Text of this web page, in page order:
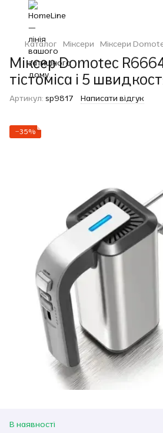
Каталог Міксери Міксери
Міксер Domotec
тістоміса і 5
Артикул: sp9817 Написати відгук
−35%
В наявності